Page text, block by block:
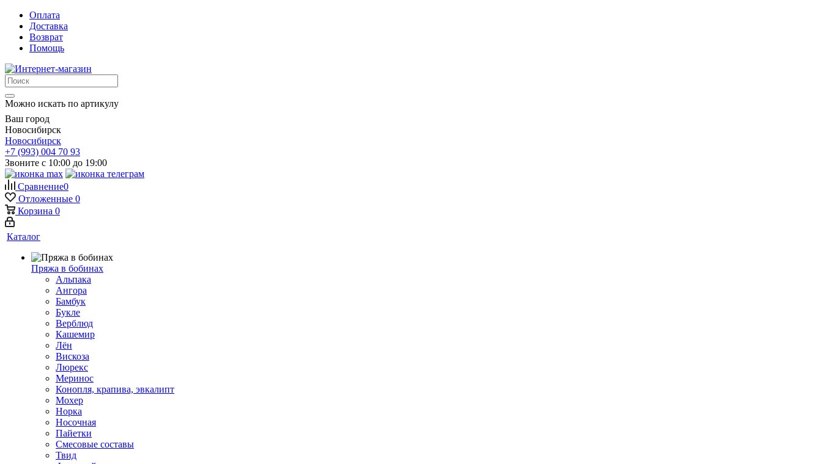
Оплата
Доставка
Возврат
Помощь
Можно искать по артикулу
Ваш город
Новосибирск
Новосибирск
+7 (993) 004 70 93
Звоните с 10:00 до 19:00
Сравнение0
Отложенные 0
Корзина 0
Каталог
Пряжа в бобинах
Альпака
Ангора
Бамбук
Букле
Верблюд
Кашемир
Лён
Вискоза
Люрекс
Меринос
Конопля, крапива, эвкалипт
Мохер
Норка
Носочная
Пайетки
Смесовые составы
Твид